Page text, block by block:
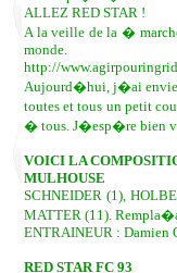
ALLEZ RED STAR !
A la veille de la �
monde.
http://
Aujourd�hui, j�ai envie
toutes et tous un petit
� tous. J�esp�re bien
VOICI LA
MULHOUSE
SCHNEIDER (1),
MATTER (11).
ENTRAINEUR : Damien
RED STAR FC 93